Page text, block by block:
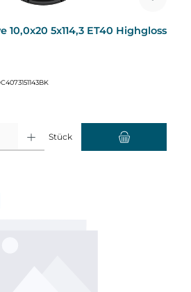
10,0x20 5x114,3 ET40 Highgloss
Stück